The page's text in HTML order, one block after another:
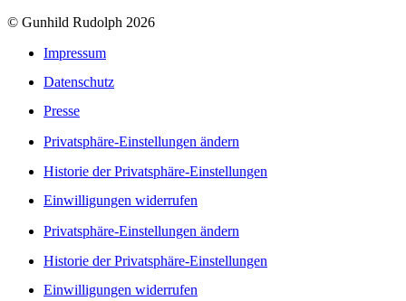
© Gunhild Rudolph 2026
Impressum
Datenschutz
Presse
Privatsphäre-Einstellungen ändern
Historie der Privatsphäre-Einstellungen
Einwilligungen widerrufen
Privatsphäre-Einstellungen ändern
Historie der Privatsphäre-Einstellungen
Einwilligungen widerrufen